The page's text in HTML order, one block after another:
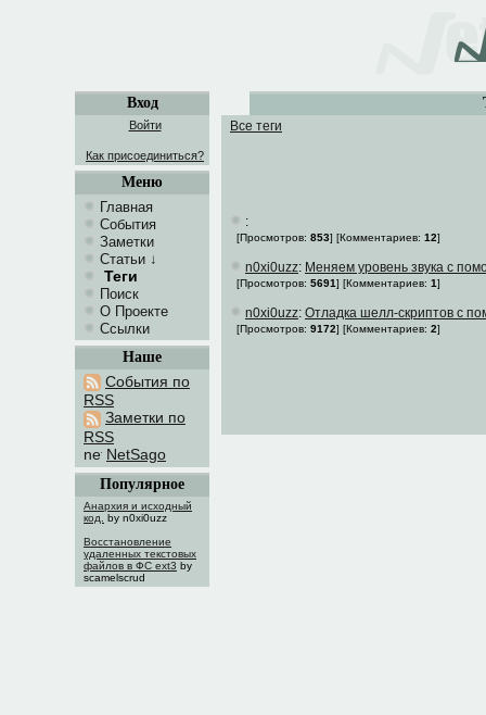
Вход
Войти
Как присоединиться?
Меню
Главная
События
Заметки
Статьи ↓
Теги
Поиск
О Проекте
Ссылки
Наше
События по
RSS
Заметки по
RSS
NetSago
Популярное
Анархия и исходный
код.
by n0xi0uzz
Восстановление
удаленных текстовых
файлов в ФС ext3 by
scamelscrud
Все теги
:
[Просмотров: 853] [Комментариев: 12]
n0xi0uzz: Меняем уровень звука с
[Просмотров: 5691] [Комментариев: 1]
n0xi0uzz: Отладка шелл-скриптов с
[Просмотров: 9172] [Комментариев: 2]